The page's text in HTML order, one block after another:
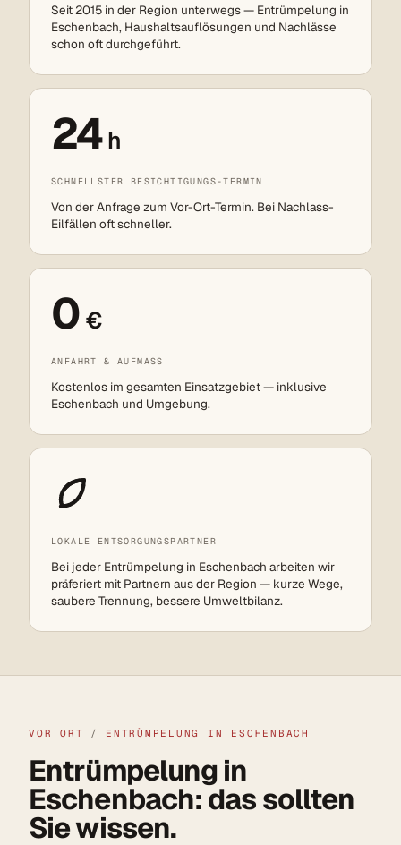
Seit 2015 in der Region unterwegs — Entrümpelung in
Eschenbach, Haushaltsauflösungen und Nachlässe
schon oft durchgeführt.
24h
SCHNELLSTER BESICHTIGUNGS-TERMIN
Von der Anfrage zum Vor-Ort-Termin. Bei Nachlass-
Eilfällen oft schneller.
0 €
ANFAHRT & AUFMASS
Kostenlos im gesamten Einsatzgebiet — inklusive
Eschenbach und Umgebung.
LOKALE ENTSORGUNGSPARTNER
Bei jeder Entrümpelung in Eschenbach arbeiten wir
präferiert mit Partnern aus der Region — kurze Wege,
saubere Trennung, bessere Umweltbilanz.
VOR ORT / ENTRÜMPELUNG IN ESCHENBACH
Entrümpelung in
Eschenbach: das sollten
Sie wissen.